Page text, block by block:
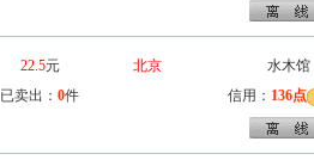
22.5元
已卖出： 0件
北京
水木馆
信用： 136点